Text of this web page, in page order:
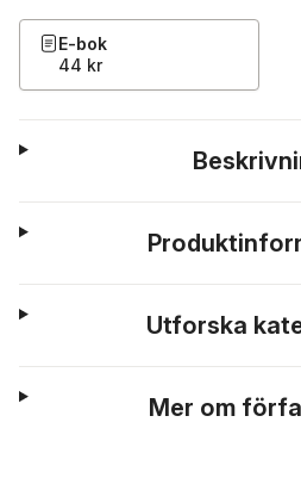
E-bok
44 kr
Utforska
Mer om